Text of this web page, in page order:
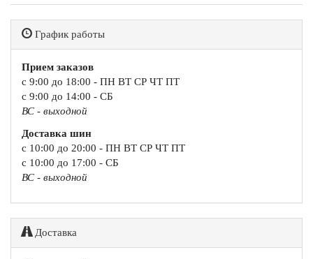
График работы
Прием заказов
с 9:00 до 18:00 - ПН ВТ СР ЧТ ПТ
с 9:00 до 14:00 - СБ
ВС - выходной
Доставка шин
с 10:00 до 20:00 - ПН ВТ СР ЧТ ПТ
с 10:00 до 17:00 - СБ
ВС - выходной
Доставка